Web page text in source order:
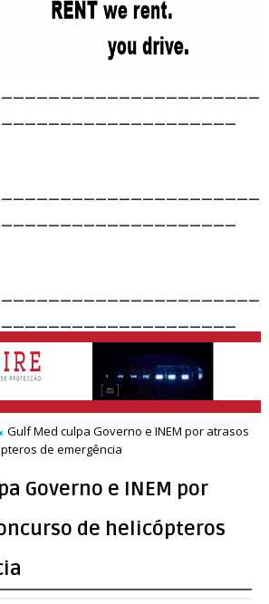
Gulf Med culpa Governo e INEM por atrasos
de emergência
Governo e INEM por
de helicópteros